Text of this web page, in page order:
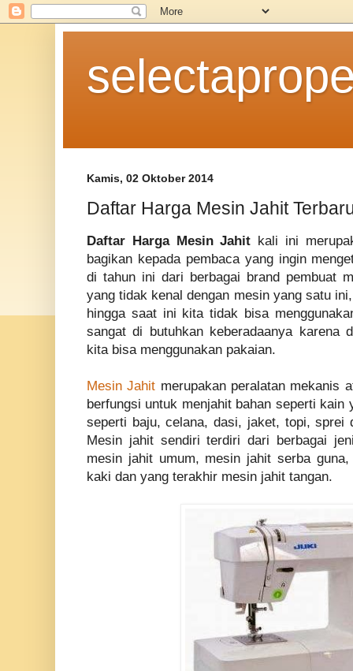
Kamis, 02 Oktober 2014
Daftar Harga Mesin Jahit
Daftar Harga Mesin Jahit kali ini
bagikan kepada pembaca yang ingin
di tahun ini dari berbagai brand pembuat
yang tidak kenal dengan mesin yang satu
hingga saat ini kita tidak bisa
sangat di butuhkan keberadaanya karena
kita bisa menggunakan pakaian.
Mesin Jahit merupakan peralatan mekanis
berfungsi untuk menjahit bahan seperti kain
seperti baju, celana, dasi, jaket, topi, sprei
Mesin jahit sendiri terdiri dari berbagai
mesin jahit umum, mesin jahit serba
kaki dan yang terakhir mesin jahit tangan.